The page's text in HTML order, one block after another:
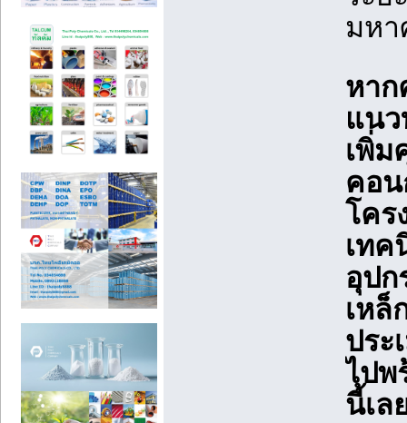
มหา
หาก
แน
เพิ่
คอ
โคร
เทค
อุป
เหล็
ประ
ไปพ
นี้เล